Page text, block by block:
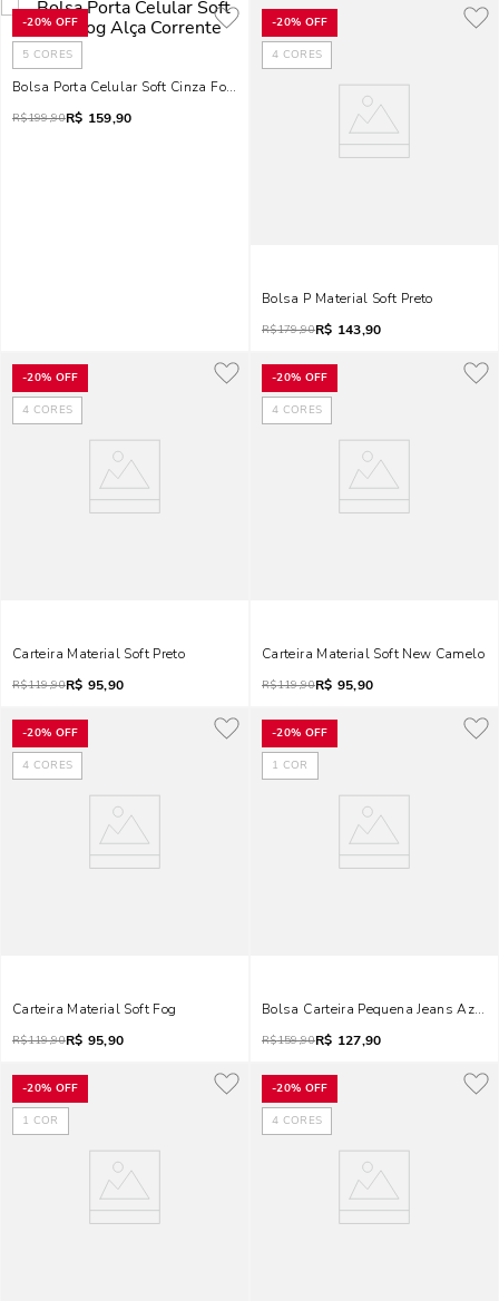
-20% OFF
5 CORES
Bolsa Porta Celular Soft Cinza Fog Alça Corrente
R$199,90R$ 159,90
-20% OFF
4 CORES
Bolsa P Material Soft Preto
R$179,90R$ 143,90
-20% OFF
4 CORES
Carteira Material Soft Preto
R$119,90R$ 95,90
-20% OFF
4 CORES
Carteira Material Soft New Camelo
R$119,90R$ 95,90
-20% OFF
4 CORES
Carteira Material Soft Fog
R$119,90R$ 95,90
-20% OFF
1 COR
Bolsa Carteira Pequena Jeans Azul
R$159,90R$ 127,90
-20% OFF
1 COR
-20% OFF
4 CORES